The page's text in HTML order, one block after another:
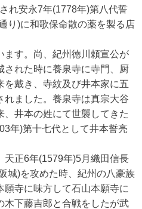
れ安永7年(1778年)第八代誓
り)に和歌保命散の薬を製る店
ます。尚、紀州徳川頼宣公が
された時に養泉寺に寺門、厨
戴き、寺紋及び井本家に五
ました。養泉寺は真宗大谷
井本の姓にて世襲してきた
年)第十七代として井本誓亮
天正6年(1579年)5月織田信長
城)を攻めた時、紀州の八豪族
願寺に味方して石山本願寺に
木下藤吉郎と合戦をしたが武